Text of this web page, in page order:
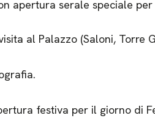
apertura serale speciale
al Palazzo (Saloni, Torre
festiva per il giorno di